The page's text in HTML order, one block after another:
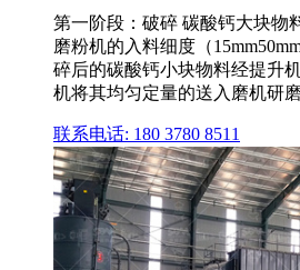
第一阶段：破碎 碳酸钙大块物
磨粉机的入料细度（
碎后的碳酸钙小块物料经提升
机将其均匀定量的送入磨机研
联系电话: 180 3780 8511